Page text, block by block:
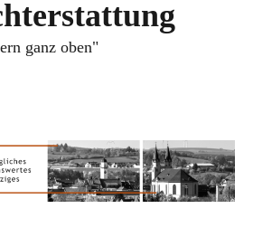
ganz oben"